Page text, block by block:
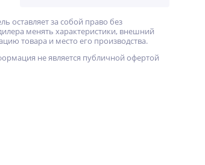
оставляет за собой право без
менять характеристики, внешний
товара и место его производства.
не является публичной офертой